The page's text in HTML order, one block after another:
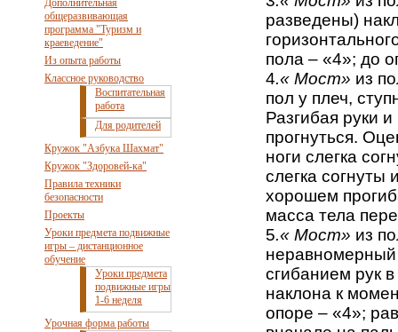
Дополнительная
общеразвивающая
программа "Туризм и
краеведение"
Из опыта работы
Классное руководство
Воспитательная
работа
Для родителей
Кружок "Азбука Шахмат"
Кружок "Здоровей-ка"
Правила техники
безопасности
Проекты
Уроки предмета подвижные
игры – дистанционное
обучение
Уроки предмета
подвижные игры
1-6 неделя
Урочная форма работы
разведены)
пола – «4»; до
4.« Мост» из
пол у плеч,
Разгибая руки
прогнуться.
ноги слегка
слегка согнуты
хорошем
масса тела
5.« Мост» из
неравномерный
сгибанием рук
наклона к
опоре – «4»;